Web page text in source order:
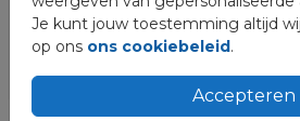
Je kunt jouw toestemming altijd
op ons ons cookiebeleid.
Accepteren